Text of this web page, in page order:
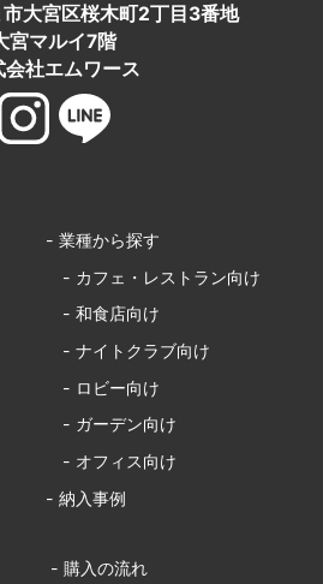
大宮区桜木町2丁目3番地
宮マルイ7階
会社エムワース
- 業種から探す
- カフェ・レストラン向け
- 和食店向け
- ナイトクラブ向け
- ロビー向け
- ガーデン向け
- オフィス向け
- 納入事例
- 購入の流れ